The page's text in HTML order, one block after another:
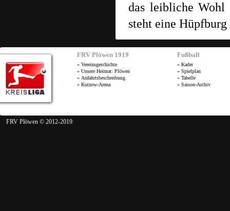
das leibliche Wohl
steht eine
FRV Plöwen 1919
» Vereinsgeschichte
» Unsere Heimat: Plöwen
» Anfahrtsbeschreibung
» Kutzow-Arena
Fußball
» Kader
» Spielplan
» Tabelle
» Saison-Archiv
FRV Plöwen © 2012-2019